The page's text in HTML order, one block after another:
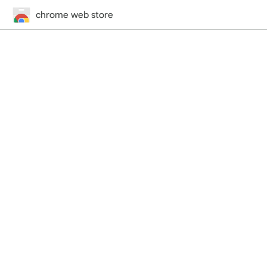
chrome web store